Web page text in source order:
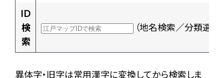
ID
検
索
（地名検索／分類選択
異体字・旧字は常用漢字に変換してから検索しま